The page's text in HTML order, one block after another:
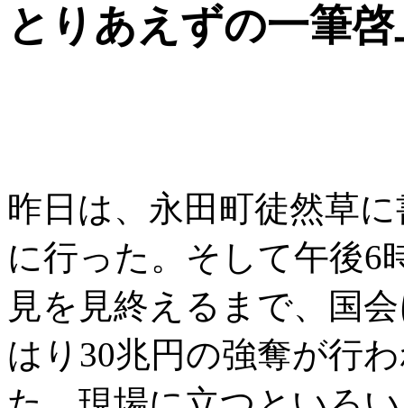
とりあえずの一筆
昨日は、永田町徒然草
に行った。そして午後6
見を見終えるまで、国
はり30兆円の強奪が行